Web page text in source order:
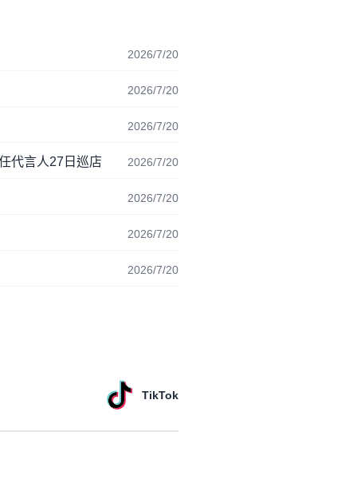
2026/7/20
2026/7/20
2026/7/20
代言人27日巡店 2026/7/20
2026/7/20
2026/7/20
2026/7/20
TikTok